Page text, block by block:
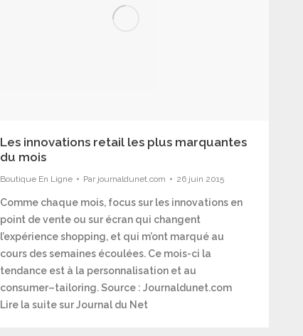
Les innovations retail les plus marquantes
du mois
Boutique En Ligne Par journaldunet.com 26 juin 2015
Comme chaque mois, focus sur les innovations en
point de vente ou sur écran qui changent
l’expérience shopping, et qui m’ont marqué au
cours des semaines écoulées. Ce mois-ci la
tendance est à la personnalisation et au
consumer–tailoring. Source : Journaldunet.com
Lire la suite sur Journal du Net